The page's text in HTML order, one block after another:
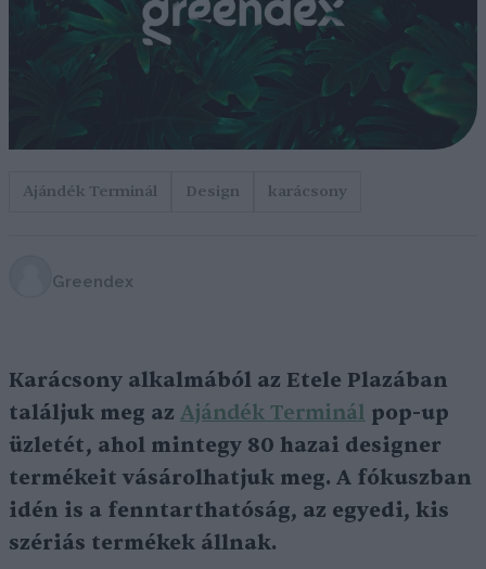
Ajándék Terminál Design karácsony
Greendex
Karácsony alkalmából az Etele Plazában
találjuk meg az Ajándék Terminál pop-up
üzletét, ahol mintegy 80 hazai designer
termékeit vásárolhatjuk meg. A fókuszban
idén is a fenntarthatóság, az egyedi, kis
szériás termékek állnak.